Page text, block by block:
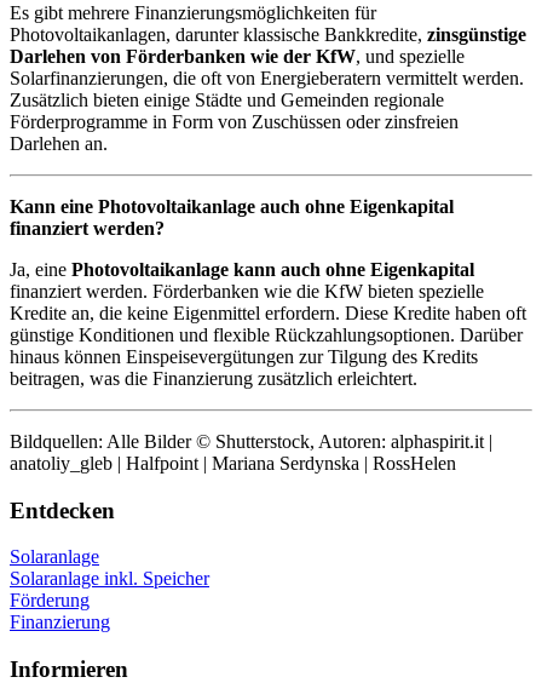
Es gibt mehrere Finanzierungsmöglichkeiten für
Photovoltaikanlagen, darunter klassische Bankkredite, zinsgünstige
Darlehen von Förderbanken wie der KfW, und spezielle
Solarfinanzierungen, die oft von Energieberatern vermittelt werden.
Zusätzlich bieten einige Städte und Gemeinden regionale
Förderprogramme in Form von Zuschüssen oder zinsfreien
Darlehen an.
Kann eine Photovoltaikanlage auch ohne Eigenkapital
finanziert werden?
Ja, eine Photovoltaikanlage kann auch ohne Eigenkapital
finanziert werden. Förderbanken wie die KfW bieten spezielle
Kredite an, die keine Eigenmittel erfordern. Diese Kredite haben oft
günstige Konditionen und flexible Rückzahlungsoptionen. Darüber
hinaus können Einspeisevergütungen zur Tilgung des Kredits
beitragen, was die Finanzierung zusätzlich erleichtert.
Bildquellen: Alle Bilder © Shutterstock, Autoren: alphaspirit.it |
anatoliy_gleb | Halfpoint | Mariana Serdynska | RossHelen
Entdecken
Solaranlage
Solaranlage inkl. Speicher
Förderung
Finanzierung
Informieren